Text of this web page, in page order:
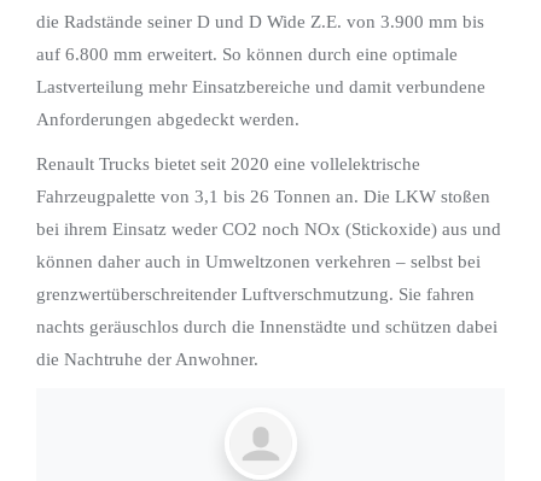
die Radstände seiner D und D Wide Z.E. von 3.900 mm bis
auf 6.800 mm erweitert. So können durch eine optimale
Lastverteilung mehr Einsatzbereiche und damit verbundene
Anforderungen abgedeckt werden.
Renault Trucks bietet seit 2020 eine vollelektrische
Fahrzeugpalette von 3,1 bis 26 Tonnen an. Die LKW stoßen
bei ihrem Einsatz weder CO2 noch NOx (Stickoxide) aus und
können daher auch in Umweltzonen verkehren – selbst bei
grenzwertüberschreitender Luftverschmutzung. Sie fahren
nachts geräuschlos durch die Innenstädte und schützen dabei
die Nachtruhe der Anwohner.